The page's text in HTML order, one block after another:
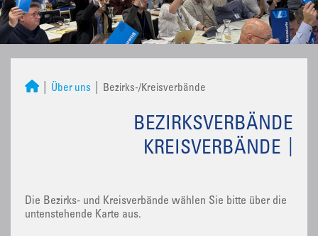
Über uns Bezirks-/Kreisverbände
BEZIRKSVERBÄNDE
KREISVERBÄNDE
Die Bezirks- und Kreisverbände wählen Sie bitte über die
untenstehende Karte aus.